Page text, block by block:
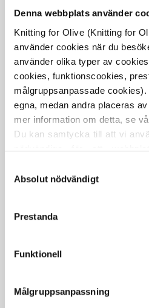
Denna webbplats använder
Knitting for Olive (Knitting for
använder cookies när du
använder olika typer av
cookies, funktionscookies,
målgruppsanpassade
egna, medan andra placeras
mer information om detta, se
Du kan samtycka till att vi
nödvändiga för att
egenskap av
Du kan när som helst ändra
via vår cookiepolicy
, där du
avAbsolut nödvändigt
Prestanda
Funktionell
Målgruppsanpassning
KNITTING FOR OLIVE